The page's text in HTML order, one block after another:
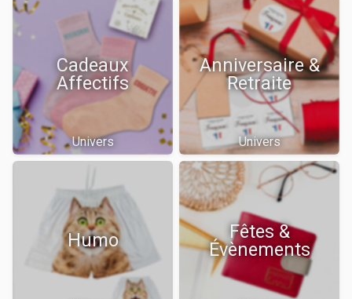
Cadeaux
Affectifs
Univers
Anniversaire &
Retraite
Univers
Humo
Fêtes &
Évènements